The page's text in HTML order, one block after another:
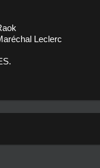
Leclerc